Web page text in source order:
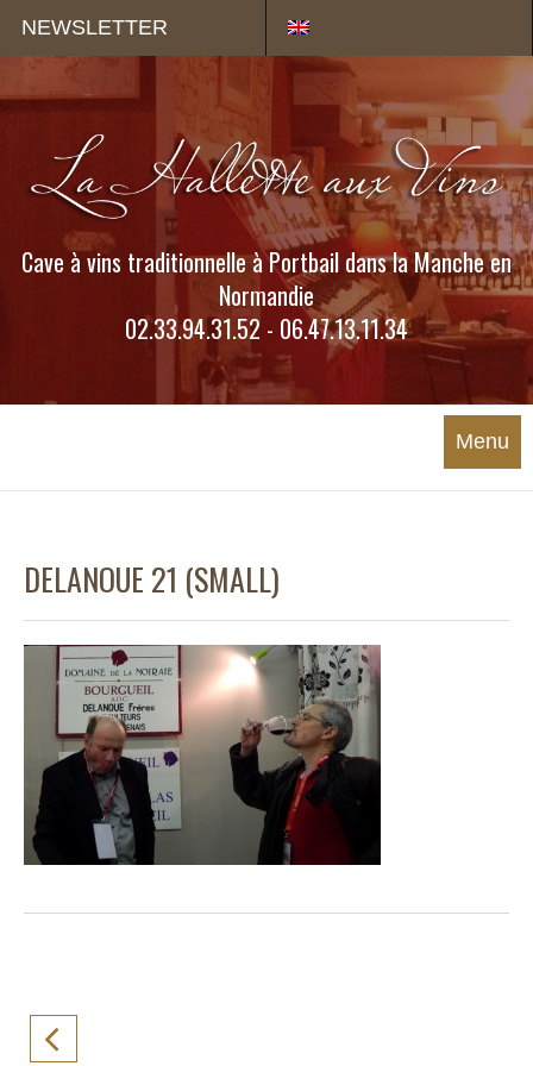
NEWSLETTER
Cave à vins traditionnelle à Portbail dans la Manche en
Normandie
02.33.94.31.52 - 06.47.13.11.34
Menu
DELANOUE 21 (SMALL)
Panneau de gestion des cookies